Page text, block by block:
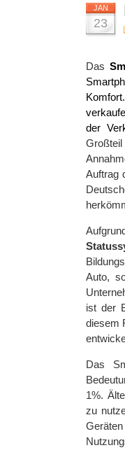
JAN
23
Das
der
Auftrag
Auto,
ist der
diesem
Das
1%.
zu